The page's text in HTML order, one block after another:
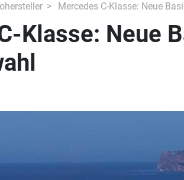
Mercedes C-Klasse: Neue
Klasse: Neue